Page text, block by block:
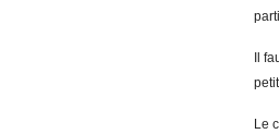
Il
Le